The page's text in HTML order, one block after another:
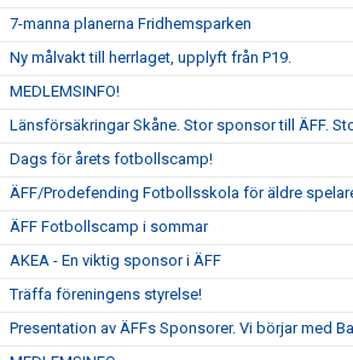
7-manna planerna Fridhemsparken
Ny målvakt till herrlaget, upplyft från P19.
MEDLEMSINFO!
Länsförsäkringar Skåne. Stor sponsor till ÄFF.
Dags för årets fotbollscamp!
ÄFF/Prodefending Fotbollsskola för äldre
ÄFF Fotbollscamp i sommar
AKEA - En viktig sponsor i ÄFF
Träffa föreningens styrelse!
Presentation av ÄFFs Sponsorer. Vi börjar med